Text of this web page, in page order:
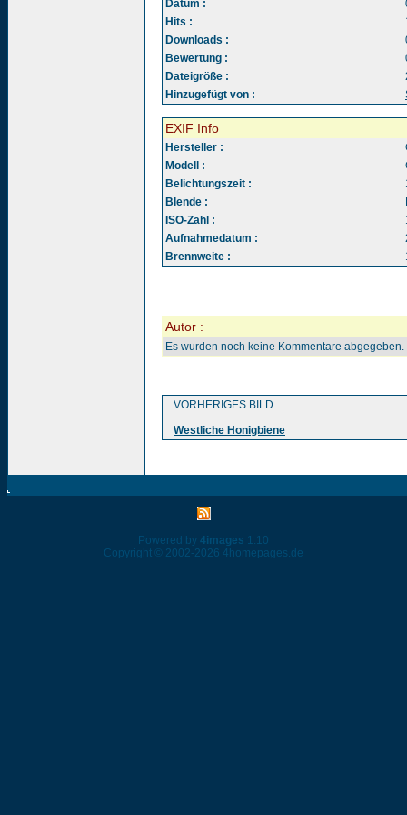
Datum :
Hits :
Downloads :
Bewertung :
Dateigröße :
Hinzugefügt von :
EXIF Info
Hersteller :
Modell :
Belichtungszeit :
Blende :
ISO-Zahl :
Aufnahmedatum :
Brennweite :
Autor :
Es wurden noch keine Kommentare abgegeben.
VORHERIGES BILD
Westliche Honigbiene
Powered by 4images 1.10
Copyright © 2002-2026 4homepages.de